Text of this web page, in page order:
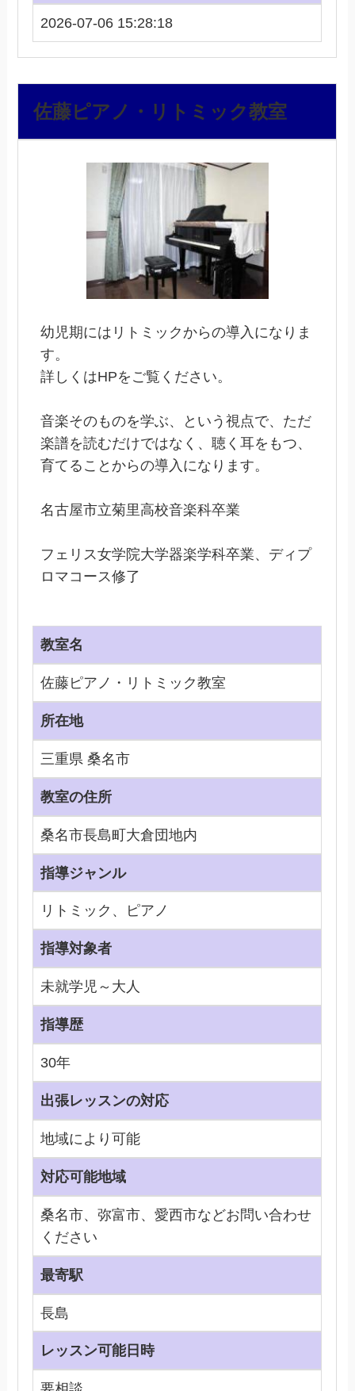
2026-07-06 15:28:18
佐藤ピアノ・リトミック教室
幼児期にはリトミックからの導入になりま
す。
詳しくはHPをご覧ください。
音楽そのものを学ぶ、という視点で、ただ
楽譜を読むだけではなく、聴く耳をもつ、
育てることからの導入になります。
名古屋市立菊里高校音楽科卒業
フェリス女学院大学器楽学科卒業、ディプ
ロマコース修了
教室名
佐藤ピアノ・リトミック教室
所在地
三重県 桑名市
教室の住所
桑名市長島町大倉団地内
指導ジャンル
リトミック、ピアノ
指導対象者
未就学児～大人
指導歴
30年
出張レッスンの対応
地域により可能
対応可能地域
桑名市、弥富市、愛西市などお問い合わせ
ください
最寄駅
長島
レッスン可能日時